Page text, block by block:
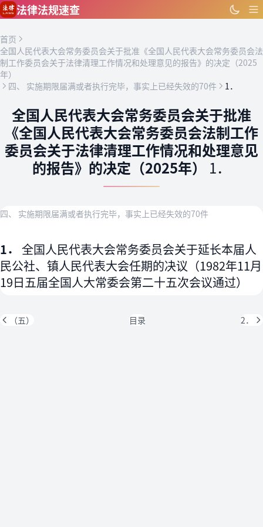
跳到主要内容
法律法规速查
首页
全国人民代表大会常务委员会关于批准《全国人民代表大会常务委员会法
制工作委员会关于法律清理工作情况和处理意见的报告》的决定（2025
年）
四、 实施期限届满或者执行完毕，事实上已经失效的70件
1．
全国人民代表大会常务委员会关于批准
《全国人民代表大会常务委员会法制工作
委员会关于法律清理工作情况和处理意见
的报告》的决定（2025年） 1．
四、 实施期限届满或者执行完毕，事实上已经失效的70件
1． 全国人民代表大会常务委员会关于延长本届人
民公社、镇人民代表大会任期的决议（1982年11月
19日五届全国人大常委会第二十五次会议通过）
（五） 目录 2．